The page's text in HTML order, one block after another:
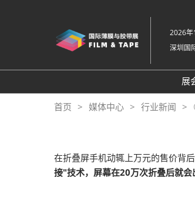
跳
转
容
2026年
深圳国
展
首页 媒体中心 行业新闻
在折叠屏手机动辄上万元的售价背
接"技术，屏幕在20万次折叠后就会